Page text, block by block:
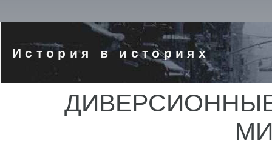
История в историях